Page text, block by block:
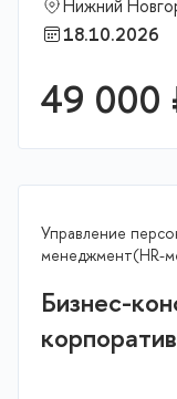
Нижний
18.10.2026
49 000
Управление
менеджмент(HR-
Бизнес-